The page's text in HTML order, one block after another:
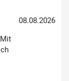
08.08.2026